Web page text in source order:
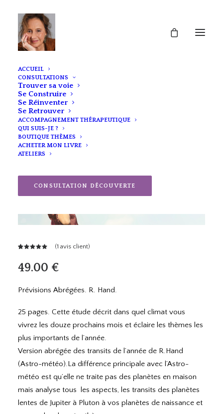
ACCUEIL
CONSULTATIONS
Trouver sa voie
Se Construire
Se Réinventer
Se Retrouver
ACCOMPAGNEMENT THÉRAPEUTIQUE
QUI SUIS-JE ?
BOUTIQUE THÈMES
ACHETER MON LIVRE
ATELIERS
CONSULTATION DÉCOUVERTE
sur 5
basé sur
client
(1 avis client)
49.00 €
Prévisions Abrégées. R. Hand.
25 pages. Cette étude décrit dans quel climat vous
vivrez les douze prochains mois et éclaire les thèmes les
plus importants de l’année.
Version abrégée des transits de l’année de R.Hand
(Astro-météo).La différence principale avec l’Astro-
météo est qu’elle ne traite pas des planètes en maison
mais analyse tous les aspects, les transits des planètes
lentes de Jupiter à Pluton à vos planètes de naissance et